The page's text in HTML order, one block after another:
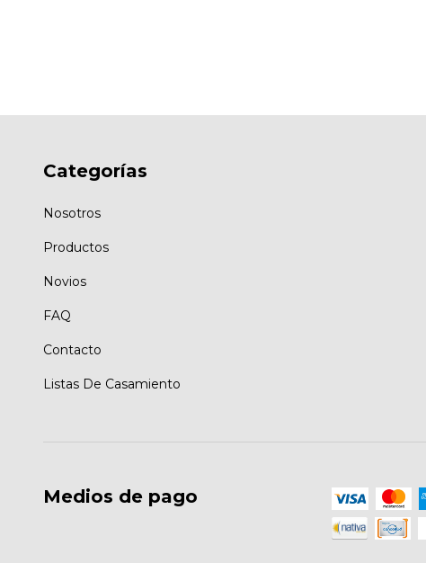
Categorías
Nosotros
Productos
Novios
FAQ
Contacto
Listas De Casamiento
Medios de pago